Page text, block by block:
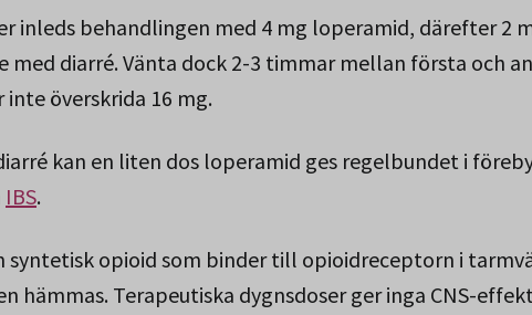
inleds behandlingen med 4 mg loperamid, därefter 2
diarré. Vänta dock 2-3 timmar mellan första och
inte överskrida 16 mg.
kan en liten dos loperamid ges regelbundet i
IBS.
syntetisk opioid som binder till opioidreceptorn i
hämmas. Terapeutiska dygnsdoser ger inga CNS-